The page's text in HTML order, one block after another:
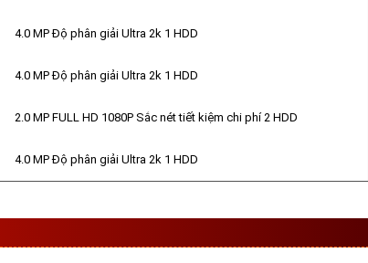
4.0 MP Độ phân giải Ultra 2k 1 HDD
4.0 MP Độ phân giải Ultra 2k 1 HDD
2.0 MP FULL HD 1080P Sắc nét tiết kiệm chi phí 2 HDD
4.0 MP Độ phân giải Ultra 2k 1 HDD